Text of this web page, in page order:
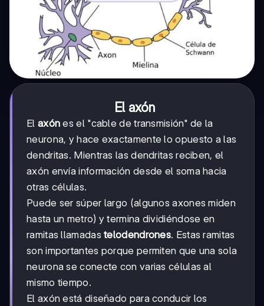
El axón
El axón es el "cable de transmisión" de la
neurona, y hace exactamente lo opuesto a las
dendritas. Mientras las dendritas reciben, el
axón envía información desde el soma hacia
otras células.
Puede ser súper largo (algunos axones miden
hasta un metro) y termina dividiéndose en
ramitas llamadastelodendrones. Estas ramitas
son importantes porque permiten que una sola
neurona se conecte con varias células al
mismo tiempo.
El axón está diseñado para conducir los